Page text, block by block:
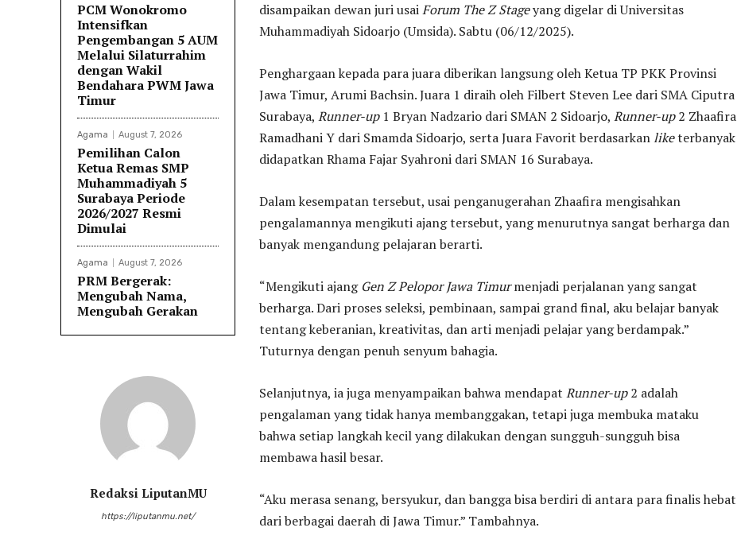
PCM Wonokromo
Intensifkan
Pengembangan 5 AUM
Melalui Silaturrahim
dengan Wakil
Bendahara PWM Jawa
Timur
Agama August 7, 2026
Pemilihan Calon
Ketua Remas SMP
Muhammadiyah 5
Surabaya Periode
2026/2027 Resmi
Dimulai
Agama August 7, 2026
PRM Bergerak:
Mengubah Nama,
Mengubah Gerakan
Redaksi LiputanMU
https://liputanmu.net/
disampaikan dewan juri usaiForum The Z Stageyang digelar di Universitas
Muhammadiyah Sidoarjo (Umsida). Sabtu (06/12/2025).
Penghargaan kepada para juara diberikan langsung oleh Ketua TP PKK Provinsi
Jawa Timur, Arumi Bachsin. Juara 1 diraih oleh Filbert Steven Lee dari SMA Ciputra
Surabaya, Runner-up1 Bryan Nadzario dari SMAN 2 Sidoarjo, Runner-up2 Zhaafira
Ramadhani Y dari Smamda Sidoarjo, serta Juara Favorit berdasarkanliketerbanyak
didapatkan Rhama Fajar Syahroni dari SMAN 16 Surabaya.
Dalam kesempatan tersebut, usai penganugerahan Zhaafira mengisahkan
pengalamannya mengikuti ajang tersebut, yang menurutnya sangat berharga dan
banyak mengandung pelajaran berarti.
“Mengikuti ajang Gen Z Pelopor Jawa Timurmenjadi perjalanan yang sangat
berharga. Dari proses seleksi, pembinaan, sampai grand final, aku belajar banyak
tentang keberanian, kreativitas, dan arti menjadi pelajar yang berdampak.”
Tuturnya dengan penuh senyum bahagia.
Selanjutnya, ia juga menyampaikan bahwa mendapat Runner-up2 adalah
pengalaman yang tidak hanya membanggakan, tetapi juga membuka mataku
bahwa setiap langkah kecil yang dilakukan dengan sungguh-sungguh bisa
membawa hasil besar.
“Aku merasa senang, bersyukur, dan bangga bisa berdiri di antara para finalis hebat
dari berbagai daerah di Jawa Timur.” Tambahnya.